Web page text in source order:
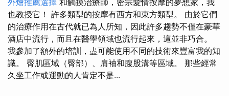
外燴推薦選擇 和觸摸治療師，密宗愛情按摩的夢想家，我
也教授它！ 許多類型的按摩有西方和東方類型。 由於它們
的治療作用在古代就已為人所知，因此許多趨勢不僅在豪華
酒店中流行，而且在醫學領域也流行起來，這並非巧合。
我參加了額外的培訓，盡可能使用不同的技術來豐富我的知
識。 臀肌區域（臀部）、肩袖和腹股溝等區域。 那些經常
久坐工作或運動的人肯定不是...